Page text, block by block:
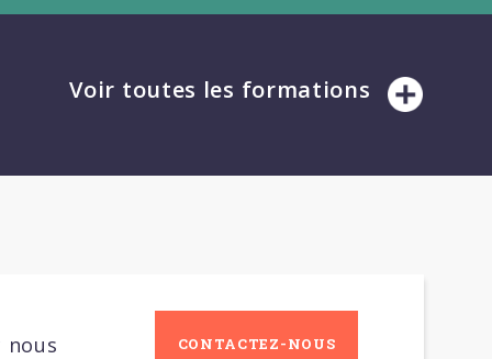
Voir toutes les formations
nous CONTACTEZ-NOUS